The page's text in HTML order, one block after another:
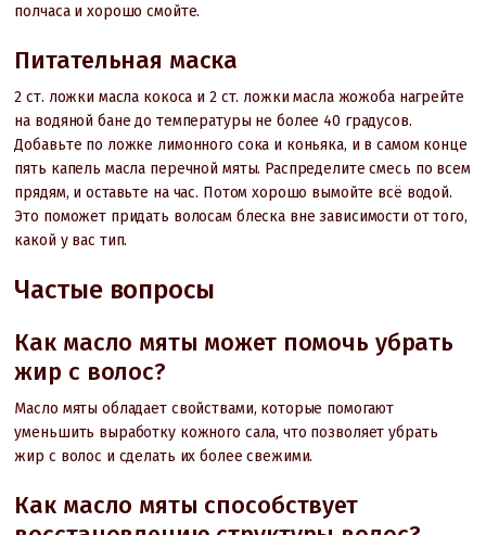
полчаса и хорошо смойте.
Питательная маска
2 ст. ложки масла кокоса и 2 ст. ложки масла жожоба нагрейте
на водяной бане до температуры не более 40 градусов.
Добавьте по ложке лимонного сока и коньяка, и в самом конце
пять капель масла перечной мяты. Распределите смесь по всем
прядям, и оставьте на час. Потом хорошо вымойте всё водой.
Это поможет придать волосам блеска вне зависимости от того,
какой у вас тип.
Частые вопросы
Как масло мяты может помочь убрать
жир с волос?
Масло мяты обладает свойствами, которые помогают
уменьшить выработку кожного сала, что позволяет убрать
жир с волос и сделать их более свежими.
Как масло мяты способствует